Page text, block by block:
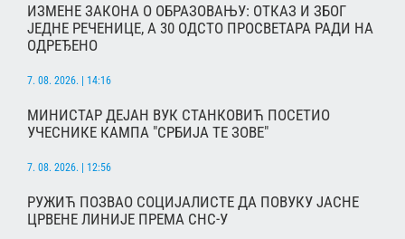
ИЗМЕНЕ ЗАКОНА О ОБРАЗОВАЊУ: ОТКАЗ И ЗБОГ
ЈЕДНЕ РЕЧЕНИЦЕ, А 30 ОДСТО ПРОСВЕТАРА РАДИ НА
ОДРЕЂЕНО
7. 08. 2026. | 14:16
МИНИСТАР ДЕЈАН ВУК СТАНКОВИЋ ПОСЕТИО
УЧЕСНИКЕ КАМПА "СРБИЈА ТЕ ЗОВЕ"
7. 08. 2026. | 12:56
РУЖИЋ ПОЗВАО СОЦИЈАЛИСТЕ ДА ПОВУКУ ЈАСНЕ
ЦРВЕНЕ ЛИНИЈЕ ПРЕМА СНС-У